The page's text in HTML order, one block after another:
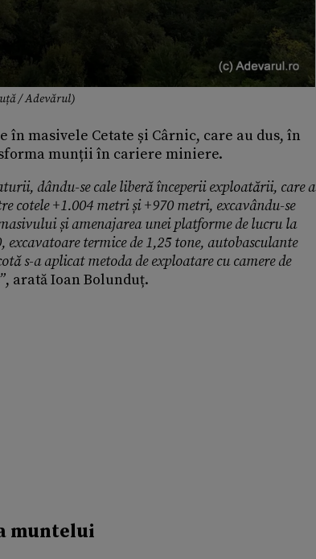
/ Adevărul)
masivele Cetate și Cârnic, care au dus, în
munții în cariere miniere.
dându-se cale liberă începerii exploatării, care a
+1.004 metri și +970 metri, excavându-se
și amenajarea unei platforme de lucru la
termice de 1,25 tone, autobasculante
s-a aplicat metoda de exploatare cu camere de
, arată Ioan Bolunduț.
muntelui